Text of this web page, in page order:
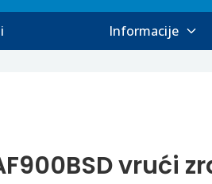
Informacije
vrući